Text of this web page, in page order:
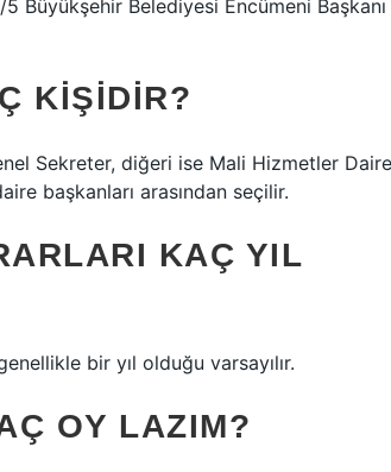
Büyükşehir Belediyesi Encümeni
KIŞIDIR?
Sekreter, diğeri ise Mali Hizmetler
başkanları arasından seçilir.
KAÇ YIL
bir yıl olduğu varsayılır.
OY LAZIM?